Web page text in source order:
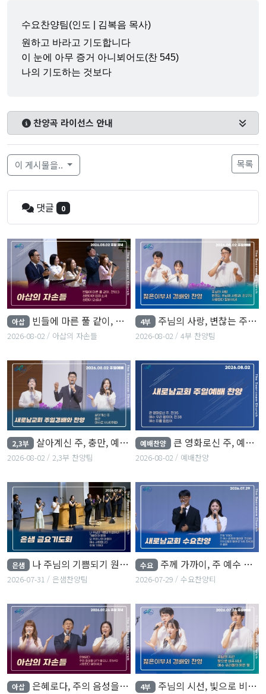
수요찬양팀(인도 | 김복음 목사)
원하고 바라고 기도합니다
이 눈에 아무 증거 아니뵈어도(찬 545)
나의 기도하는 것보다
찬양곡 라이선스 안내
이 게시물을.. 목록
댓글 0
아삽 빈들에 마른 풀 같이, 성령이여 임하소서, 성령이 오셨네
2026-08-02 아삽의 자손들
4부 주님의 사랑, 변찮는 주님의 사랑과, 사랑한다 말하시네
2026-08-02 4부 찬양팀
2,3부 살아계신 주, 충만, 예수로 사네(후렴)
2026-08-02 2,3부 찬양팀
예배찬양 큰 영화로신 주, 예수 우리 왕이여, 예수 피를 힘입어
2026-08-02 예배찬양
은샘 나 주님의 기쁨되기 원하네, 기뻐하며 왕께...
2026-07-31 은샘찬양팀
수요 주께 가까이, 주 예수 내 맘에 들어와, 주의 친절한 팔에 안기세...
2026-07-29 수요찬양티
아삽 은혜로다, 주의 음성을 내가 들으니, 사랑한다 말하시네 4부 주님의 시선, 빛으로 비추시네, 예수 우리들의 밝은 빛